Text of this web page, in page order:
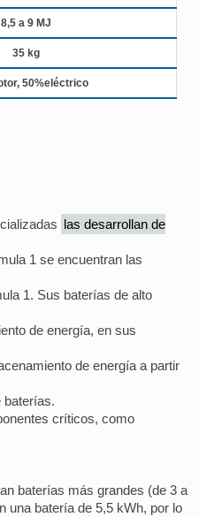
8,5 a 9 MJ
35 kg
50%eléctrico
las desarrollan de
1 se encuentran las
1. Sus baterías de alto
de energía, en sus
de energía a partir
baterías.
críticos, como
baterías más grandes (de 3 a
una batería de 5,5 kWh, por lo